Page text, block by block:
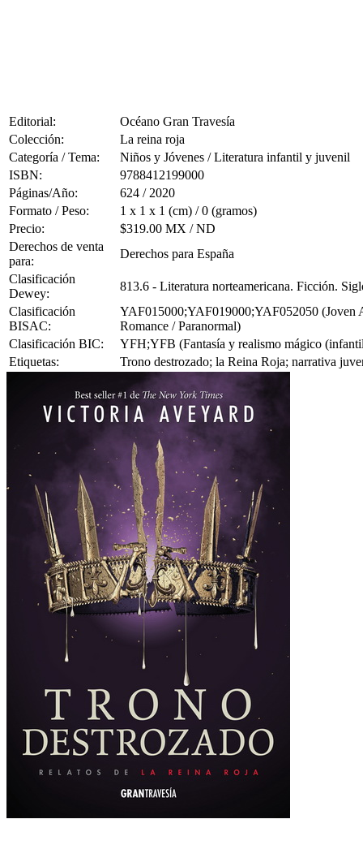
Editorial:
Océano Gran Travesía
Colección:
La reina roja
Categoría / Tema:
Niños y Jóvenes / Literatura infantil y juvenil
ISBN:
9788412199000
Páginas/Año:
624 / 2020
Formato / Peso:
1 x 1 x 1 (cm) / 0 (gramos)
Precio:
$319.00 MX / ND
Derechos de venta
para:
Derechos para España
Clasificación
Dewey:
813.6 - Literatura norteamericana. Ficción.
Clasificación
BISAC:
YAF015000;YAF019000;YAF052050 (Joven
Romance / Paranormal)
Clasificación BIC:
YFH;YFB (Fantasía y realismo mágico
Etiquetas:
Trono destrozado; la Reina Roja; narrativa